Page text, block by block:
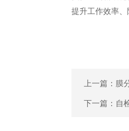
提升工作效率
上一篇： 膜
下一篇： 自